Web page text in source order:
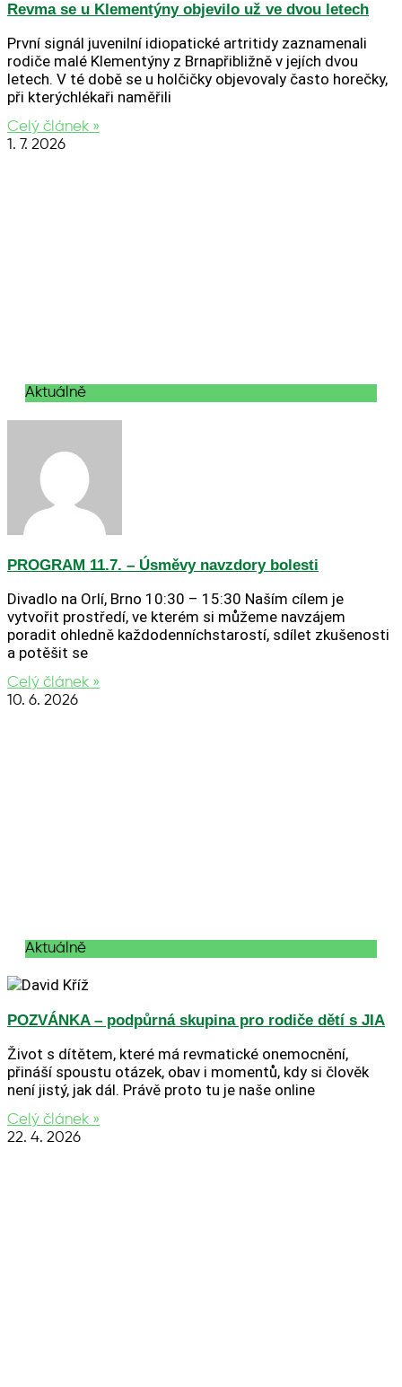
Revma se u Klementýny objevilo už ve dvou letech
První signál juvenilní idiopatické artritidy zaznamenali
rodiče malé Klementýny z Brnapřibližně v jejích dvou
letech. V té době se u holčičky objevovaly často horečky,
při kterýchlékaři naměřili
Celý článek »
1. 7. 2026
Aktuálně
PROGRAM 11.7. – Úsměvy navzdory bolesti
Divadlo na Orlí, Brno 10:30 – 15:30 Naším cílem je
vytvořit prostředí, ve kterém si můžeme navzájem
poradit ohledně každodenníchstarostí, sdílet zkušenosti
a potěšit se
Celý článek »
10. 6. 2026
Aktuálně
POZVÁNKA – podpůrná skupina pro rodiče dětí s JIA
Život s dítětem, které má revmatické onemocnění,
přináší spoustu otázek, obav i momentů, kdy si člověk
není jistý, jak dál. Právě proto tu je naše online
Celý článek »
22. 4. 2026